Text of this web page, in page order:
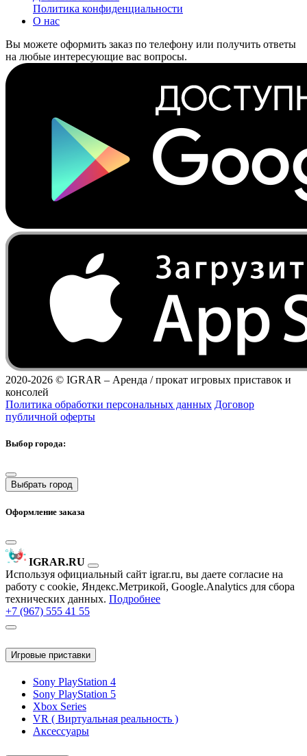
Политика конфиденциальности
О нас
Вы можете оформить заказ по телефону или получить ответы
на любые интересующие вас вопросы.
2020-2026 © IGRAR – Аренда / прокат игровых приставок и
консолей
Политика обработки персональных данных Договор
публичной оферты
Выбор города:
Выбрать город
Оформление заказа
IGRAR.RU
Используя официальный сайт igrar.ru, вы даете согласие на
работу с cookie, Яндекс.Метрикой, Google.Analytics для сбора
технических данных. Подробнее
+7 (967) 555 41 55
Игровые приставки
Sony PlayStation 4
Sony PlayStation 5
Xbox Series
VR ( Виртуальная реальность )
Аксессуары